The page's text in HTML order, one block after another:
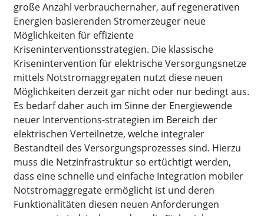
große Anzahl verbrauchernaher, auf regenerativen
Energien basierenden Stromerzeuger neue
Möglichkeiten für effiziente
Kriseninterventionsstrategien. Die klassische
Krisenintervention für elektrische Versorgungsnetze
mittels Notstromaggregaten nutzt diese neuen
Möglichkeiten derzeit gar nicht oder nur bedingt aus.
Es bedarf daher auch im Sinne der Energiewende
neuer Interventions-strategien im Bereich der
elektrischen Verteilnetze, welche integraler
Bestandteil des Versorgungsprozesses sind. Hierzu
muss die Netzinfrastruktur so ertüchtigt werden,
dass eine schnelle und einfache Integration mobiler
Notstromaggregate ermöglicht ist und deren
Funktionalitäten diesen neuen Anforderungen